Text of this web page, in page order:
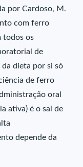
por Cardoso, M.
com ferro
todos os
de
da dieta por si só
de ferro
oral
ativa) é o sal de
depende da